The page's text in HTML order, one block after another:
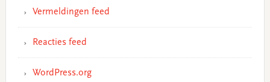
Vermeldingen feed
Reacties feed
WordPress.org